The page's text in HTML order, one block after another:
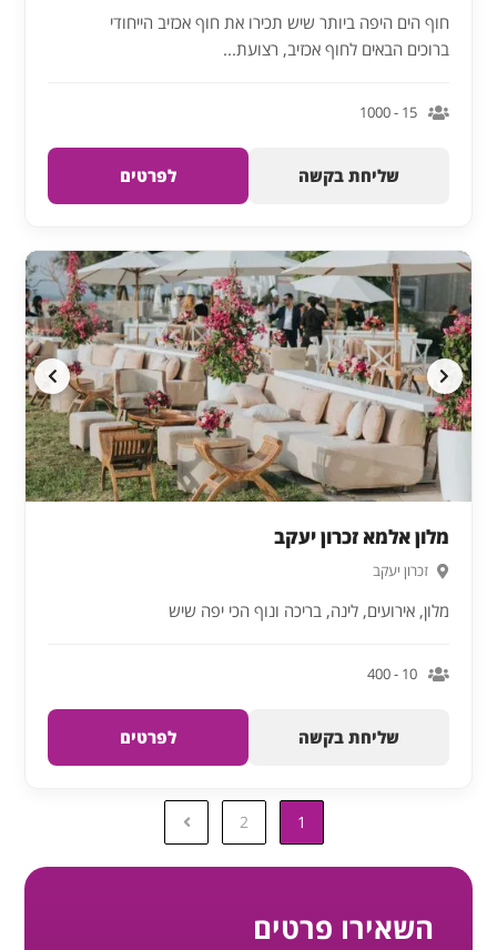
חוף הים היפה ביותר שיש תכירו את חוף אכזיב הייחודי
ברוכים הבאים לחוף אכזיב, רצועת...
15 - 1000
שליחת בקשה לפרטים
מלון אלמא זכרון יעקב
זכרון יעקב
מלון, אירועים, לינה, בריכה ונוף הכי יפה שיש
10 - 400
שליחת בקשה לפרטים
1
2
השאירו פרטים